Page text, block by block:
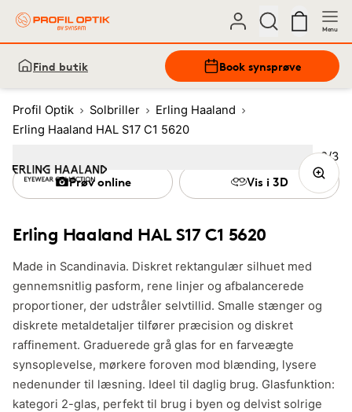
Menu
Find butik Book synsprøve
Profil Optik Solbriller
Erling Haaland
Erling Haaland HAL S17 C1 5620
Erling Haaland HAL S17 C1 5620
Made in Scandinavia. Diskret rektangulær silhuet med
gennemsnitlig pasform, rene linjer og afbalancerede
proportioner, der udstråler selvtillid. Smalle stænger og
diskrete metaldetaljer tilfører præcision og diskret
raffinement. Graduerede grå glas for en farveægte
synsoplevelse, mørkere foroven mod blænding, lysere
nedenunder til læsning. Ideel til daglig brug. Glasfunktion:
kategori 2-glas, perfekt til brug i byen og delvist solrige
Prøv online Vis i 3D
2/3
Image1 3